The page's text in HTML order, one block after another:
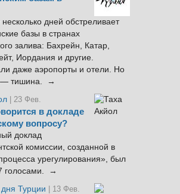
дней обстреливает
базы в странах
залива: Бахрейн, Катар,
Иордания и другие.
даже аэропорты и отели. Но
— тишина. →
| 23 Фев.
в докладе
вопросу?
доклад
комиссии, созданной в
урегулирования», был
голосами. →
дня Турции
| 13 Фев.